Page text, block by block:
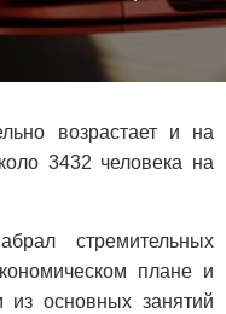
возрастает и на
3432 человека на
стремительных
плане и
из основных занятий